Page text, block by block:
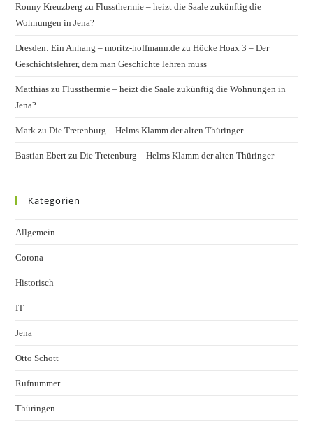
Ronny Kreuzberg zuFlussthermie – heizt die Saale zukünftig die
Wohnungen in Jena?
Dresden: Ein Anhang – moritz-hoffmann.de zuHöcke Hoax 3 – Der
Geschichtslehrer, dem man Geschichte lehren muss
Matthias zuFlussthermie – heizt die Saale zukünftig die Wohnungen in
Jena?
Mark zuDie Tretenburg – Helms Klamm der alten Thüringer
Bastian Ebert zuDie Tretenburg – Helms Klamm der alten Thüringer
Kategorien
Allgemein
Corona
Historisch
IT
Jena
Otto Schott
Rufnummer
Thüringen